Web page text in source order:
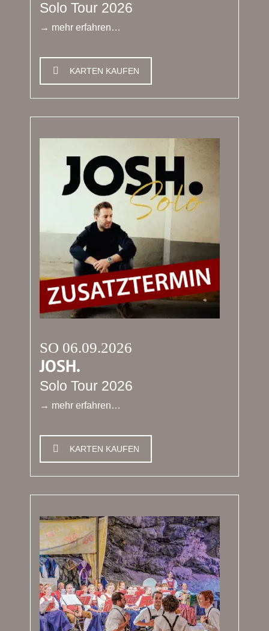
Solo Tour 2026
→ mehr erfahren…
KARTEN KAUFEN
SO 06.09.2026
JOSH.
Solo Tour 2026
→ mehr erfahren…
KARTEN KAUFEN